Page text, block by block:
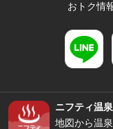
おトク情
ニフティ温
地図から温